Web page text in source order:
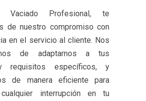
Profesional, te
de nuestro compromiso con
en el servicio al cliente. Nos
de adaptarnos a tus
requisitos específicos, y
de manera eficiente para
interrupción en tu